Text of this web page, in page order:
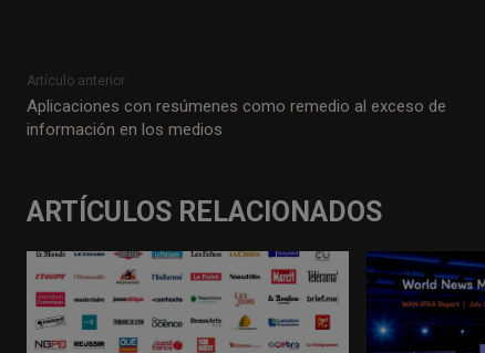
Artículo anterior
Aplicaciones con resúmenes como remedio al exceso de
información en los medios
ARTÍCULOS RELACIONADOS